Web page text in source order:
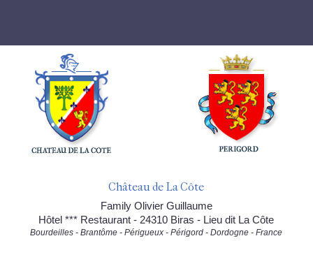
Château de La Côte
Family Olivier Guillaume
Hôtel *** Restaurant - 24310 Biras - Lieu dit La Côte
Bourdeilles - Brantôme - Périgueux - Périgord - Dordogne - France